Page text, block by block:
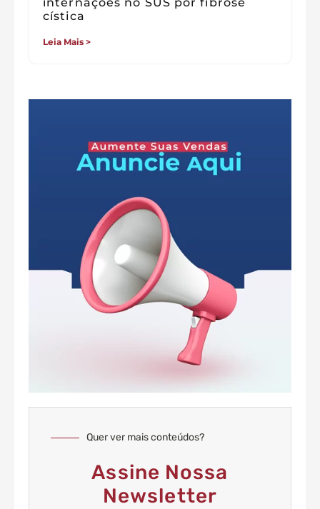
cística
Leia Mais >
Quer ver mais conteúdos?
Assine Nossa
Newsletter